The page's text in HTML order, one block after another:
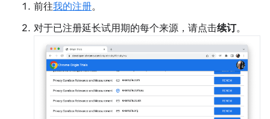
前往我的注册。
对于已注册延长试用期的每个来源，请点击续订。